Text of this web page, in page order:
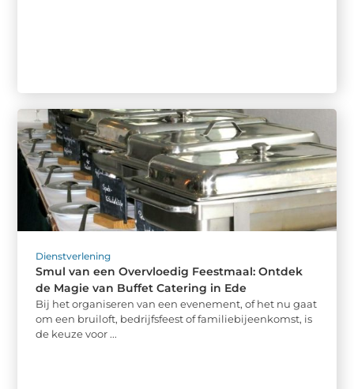
Dienstverlening
Smul van een Overvloedig Feestmaal: Ontdek
de Magie van Buffet Catering in Ede
Bij het organiseren van een evenement, of het nu gaat
om een bruiloft, bedrijfsfeest of familiebijeenkomst, is
de keuze voor ...